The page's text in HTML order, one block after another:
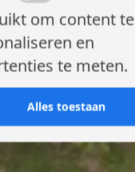
om content te
en
te meten.
Alles toestaan